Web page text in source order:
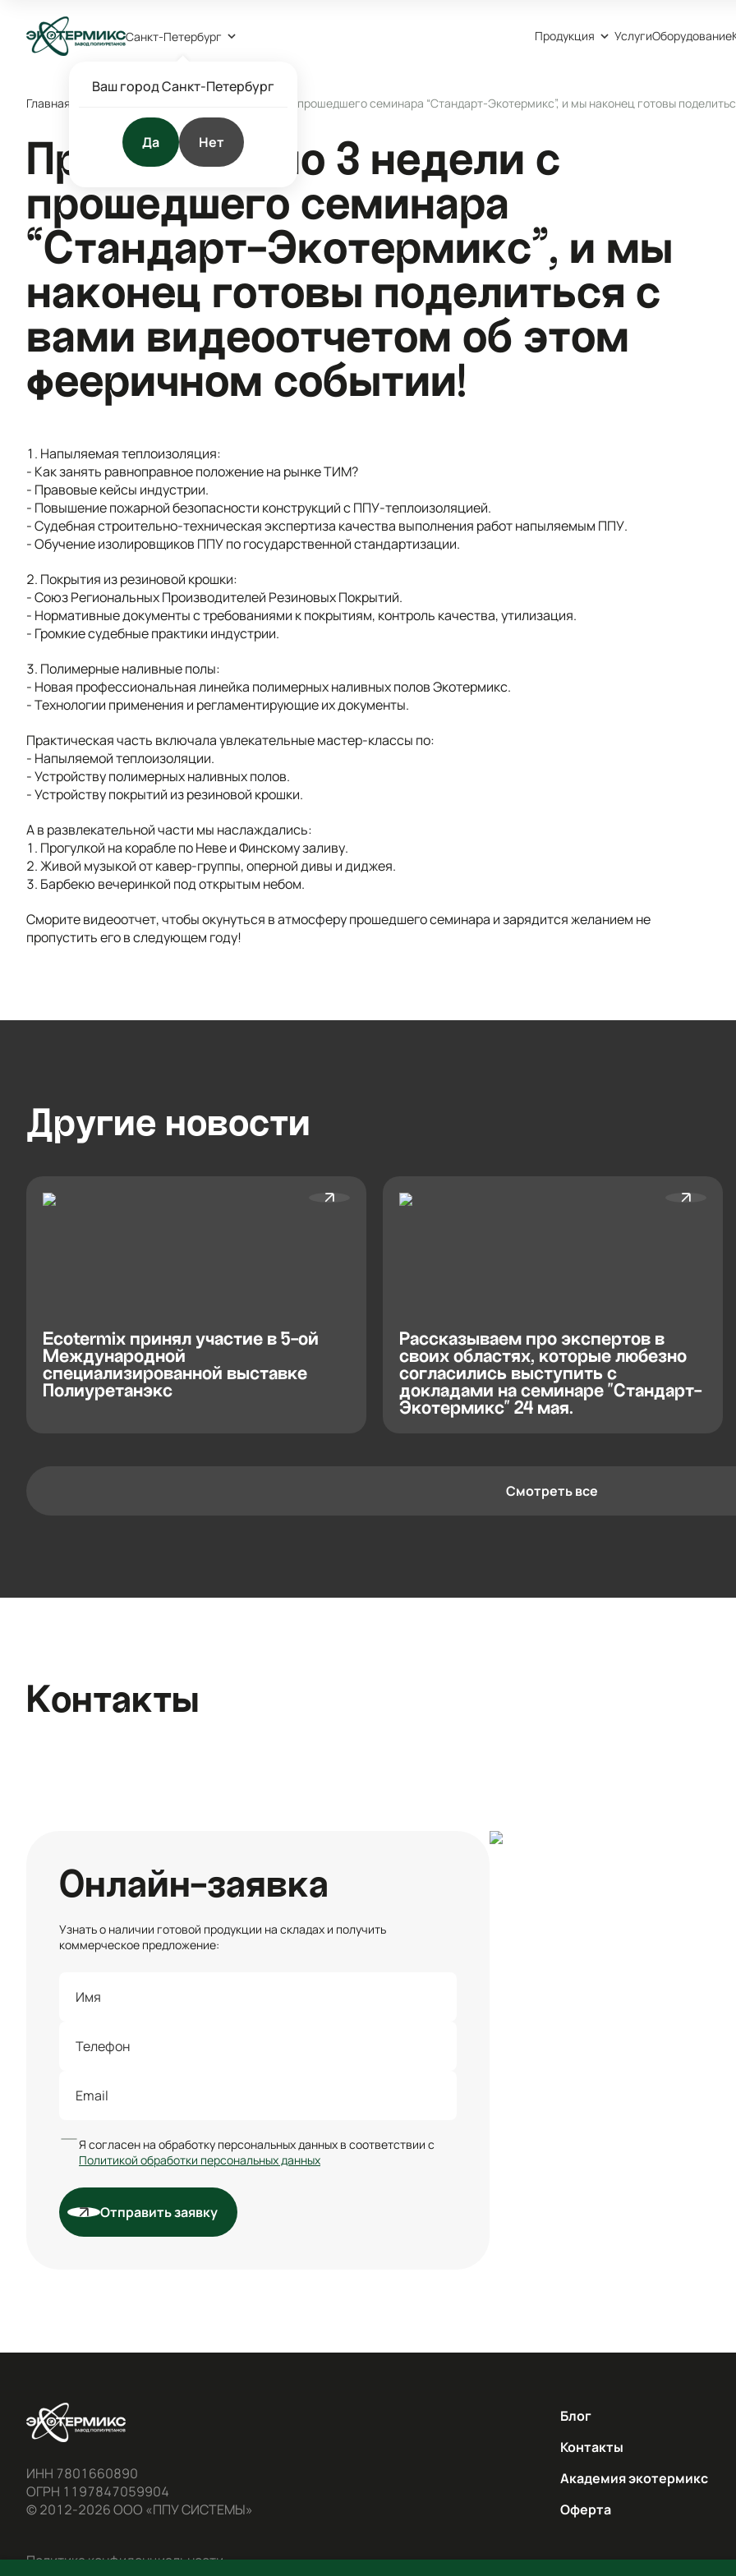
Санкт-Петербург Продукция УслугиОборудование
Главная Прошло ровно 3 недели с прошедшего семинара “Стандарт-Экотермикс”, и мы наконец готовы
Прошло ровно 3 недели с
прошедшего семинара
“Стандарт-Экотермикс”, и мы
наконец готовы поделиться с
вами видеоотчетом об этом
фееричном событии!
1. Напыляемая теплоизоляция:
- Как занять равноправное положение на рынке ТИМ?
- Правовые кейсы индустрии.
- Повышение пожарной безопасности конструкций с ППУ-теплоизоляцией.
- Судебная строительно-техническая экспертиза качества выполнения работ напыляемым ППУ.
- Обучение изолировщиков ППУ по государственной стандартизации.
2. Покрытия из резиновой крошки:
- Союз Региональных Производителей Резиновых Покрытий.
- Нормативные документы с требованиями к покрытиям, контроль качества, утилизация.
- Громкие судебные практики индустрии.
3. Полимерные наливные полы:
- Новая профессиональная линейка полимерных наливных полов Экотермикс.
- Технологии применения и регламентирующие их документы.
Практическая часть включала увлекательные мастер-классы по:
- Напыляемой теплоизоляции.
- Устройству полимерных наливных полов.
- Устройству покрытий из резиновой крошки.
А в развлекательной части мы наслаждались:
1. Прогулкой на корабле по Неве и Финскому заливу.
2. Живой музыкой от кавер-группы, оперной дивы и диджея.
3. Барбекю вечеринкой под открытым небом.
Сморите видеоотчет, чтобы окунуться в атмосферу прошедшего семинара и зарядится желанием не
пропустить его в следующем году!
Другие новости
Ecotermix принял участие в 5-ой
Международной
специализированной выставке
Полиуретанэкс
Рассказываем про экспертов в
своих областях, которые любезно
согласились выступить с
докладами на семинаре "Стандарт-
Экотермикс" 24 мая.
Смотреть все
Контакты
Онлайн-заявка
Узнать о наличии готовой продукции на складах и получить
коммерческое предложение:
Я согласен на обработку персональных данных в соответствии с
Политикой обработки персональных данных
Отправить заявку
ИНН 7801660890
ОГРН 1197847059904
© 2012-2026 ООО «ППУ СИСТЕМЫ»
Блог
Контакты
Академия экотермикс
Оферта
Политика конфиденциальности
Ваш город Санкт-Петербург
Да Нет